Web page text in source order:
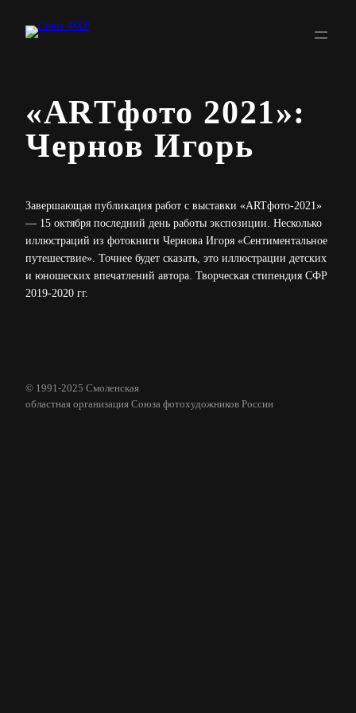
«АRТфото 2021»:
Чернов Игорь
Завершающая публикация работ с выставки «ARTфото-2021»
— 15 октября последний день работы экспозиции. Несколько
иллюстраций из фотокниги Чернова Игоря «Сентиментальное
путешествие». Точнее будет сказать, это иллюстрации детских
и юношеских впечатлений автора. Творческая стипендия СФР
2019-2020 гг.
© 1991-2025 Смоленская
областная организация Союза фотохудожников России